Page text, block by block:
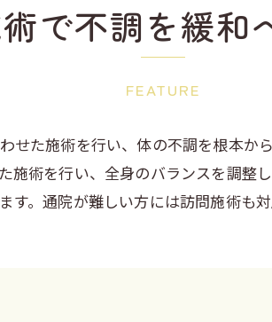
で不調を緩和
FEATURE
せた施術を行い、体の不調を根本か
施術を行い、全身のバランスを調整
。通院が難しい方には訪問施術も対